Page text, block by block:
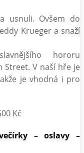
usnuli. Ovšem do
Krueger a snaží
hororu
Street. V naší hře je
je vhodná i pro
Kč
– oslavy –